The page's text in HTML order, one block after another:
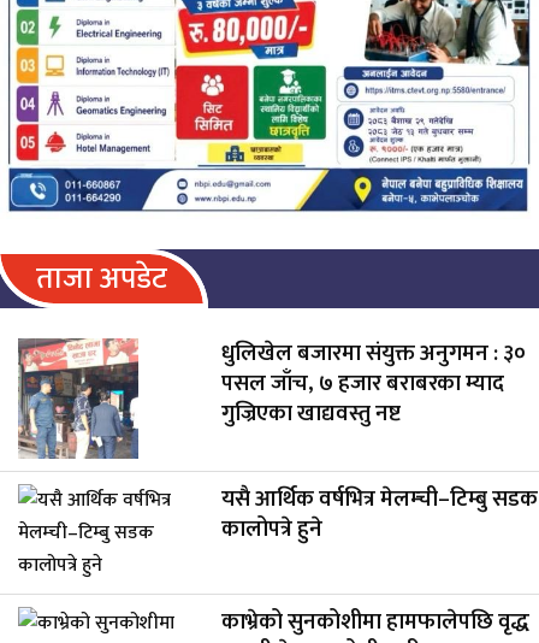
ताजा अपडेट
धुलिखेल बजारमा संयुक्त अनुगमन : ३०
पसल जाँच, ७ हजार बराबरका म्याद
गुज्रिएका खाद्यवस्तु नष्ट
यसै आर्थिक वर्षभित्र मेलम्ची–टिम्बु सडक
कालोपत्रे हुने
काभ्रेको सुनकोशीमा हामफालेपछि वृद्ध